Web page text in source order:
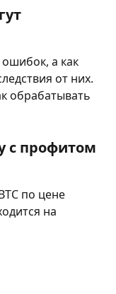
а как
от них.
обрабатывать
с профитом
по цене
на